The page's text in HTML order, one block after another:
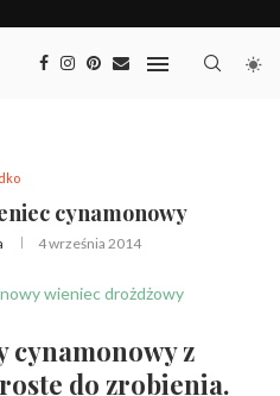
cynamonowy
4 września 2014
cynamonowy z
do zrobienia.